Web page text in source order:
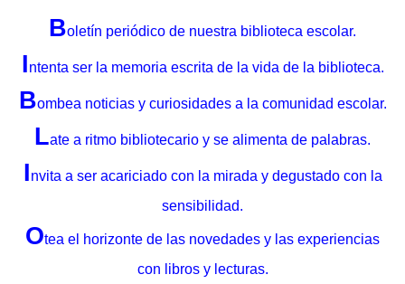
Boletín periódico de nuestra biblioteca escolar.
Intenta ser la memoria escrita de la vida de la biblioteca.
Bombea noticias y curiosidades a la comunidad escolar.
Late a ritmo bibliotecario y se alimenta de palabras.
Invita a ser acariciado con la mirada y degustado con la
sensibilidad.
Otea el horizonte de las novedades y las experiencias
con libros y lecturas.